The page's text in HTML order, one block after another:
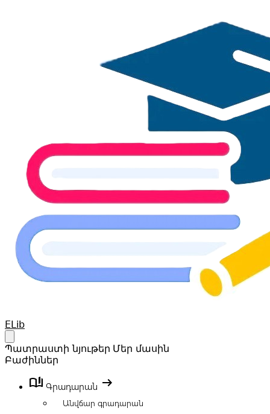
Your Company
ELib
Պատրաստի նյութեր Մեր մասին
Բաժիններ
book_ribbon Գրադարան arrow_right_alt
Անվճար գրադարան